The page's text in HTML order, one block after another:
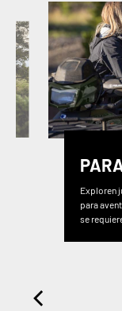
Exploren
para
se